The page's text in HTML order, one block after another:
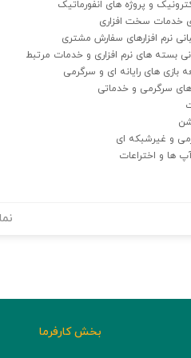
و پروژه های انفورماتیک
ی خدمات سخت افزاری
نرم افزارهای سفارش مشتری
بسته های نرم افزاری و خدمات مرتبط
بازی های رایانه ای و سرگرمی
سرگرمی و خدماتی
و غیرشبکه ای
ها و اختراعات
بخش کارفرما